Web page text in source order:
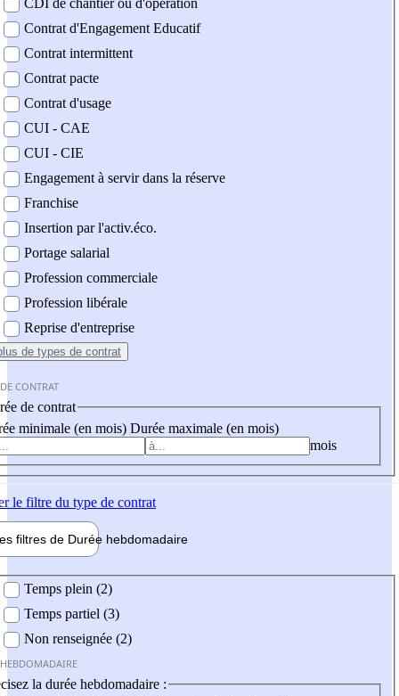
CDI de chantier ou d'opération
Contrat d'Engagement Educatif
Contrat intermittent
Contrat pacte
Contrat d'usage
CUI - CAE
CUI - CIE
Engagement à servir dans la réserve
Franchise
Insertion par l'activ.éco.
Portage salarial
Profession commerciale
Profession libérale
Reprise d'entreprise
de types de contrat
CONTRAT
de contrat
minimale (en mois) Durée maximale (en mois)
mois
le filtre du type de contrat
filtres de Durée hebdomadaire
Temps plein (2)
Temps partiel (3)
Non renseignée (2)
la durée hebdomadaire :